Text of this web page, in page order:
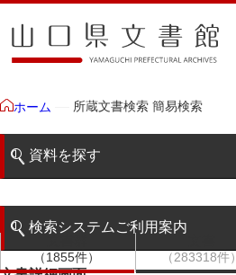
ホーム 所蔵文書検索 簡易検索
資料を探す
階層検索
検索システムご利用案内
検索システムの利用について
（1855件）
（283318件）